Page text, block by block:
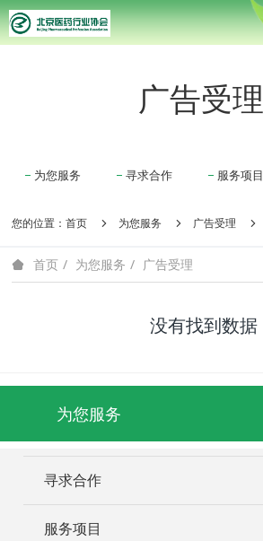
广告受理
为您服务 寻求合作 服务项目
您的位置：首页 为您服务 广告受理
首页 为您服务 广告受理
没有找到数据
为您服务
寻求合作
服务项目